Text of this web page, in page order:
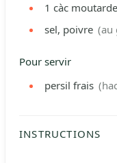
1 càc
sel, poivre (au
Pour servir
persil frais
INSTRUCTIONS